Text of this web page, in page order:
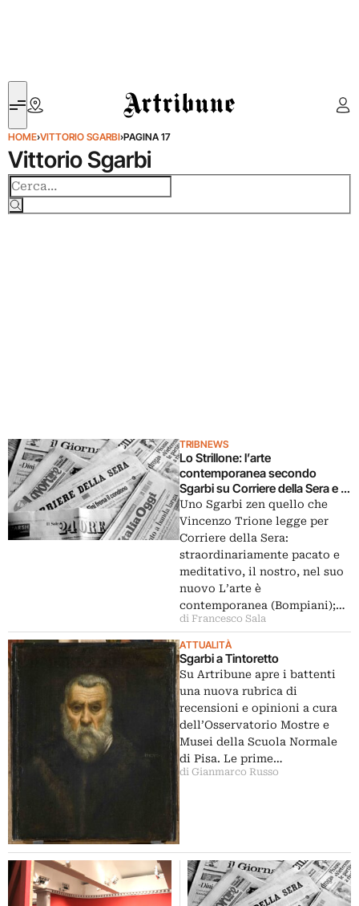
Artribune
HOME›VITTORIO SGARBI›PAGINA 17
Vittorio Sgarbi
TRIBNEWS
Lo Strillone: l’arte
contemporanea secondo
Sgarbi su Corriere della Sera e Il
Giornale. E poi sconti fiscali per i
beni culturali, maioliche al
Bargello, Sicilia
contemporanea…
Uno Sgarbi zen quello che
Vincenzo Trione legge per
Corriere della Sera:
straordinariamente pacato e
meditativo, il nostro, nel suo
nuovo L’arte è
contemporanea (Bompiani);…
di Francesco Sala
ATTUALITÀ
Sgarbi a Tintoretto
Su Artribune apre i battenti
una nuova rubrica di
recensioni e opinioni a cura
dell’Osservatorio Mostre e
Musei della Scuola Normale
di Pisa. Le prime…
di Gianmarco Russo